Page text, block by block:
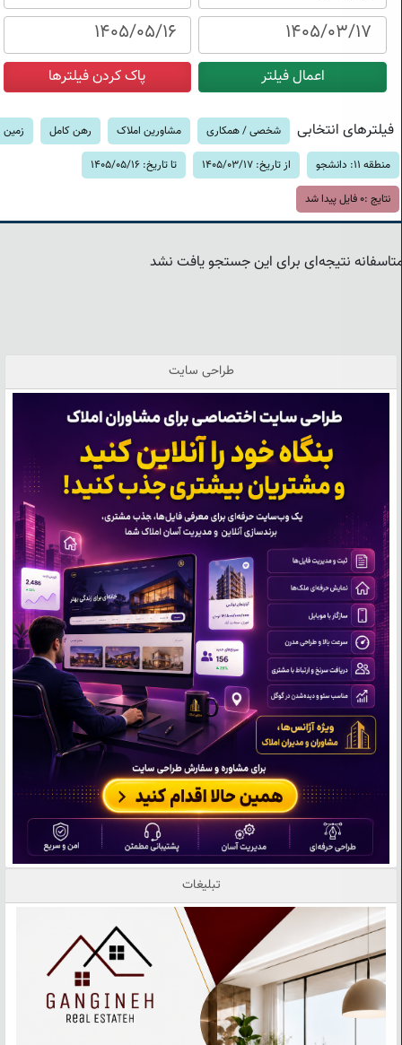
فیلترهای انتخابی شخصی / همکاری مشاورین املاک رهن کامل زمین
منطقه 11: دانشجو از تاریخ: 1405/03/17 تا تاریخ: 1405/05/16
نتایج :0 فایل پیدا شد
نتیجه‌ای برای این جستجو یافت نشد
طراحی سایت
تبلیغات